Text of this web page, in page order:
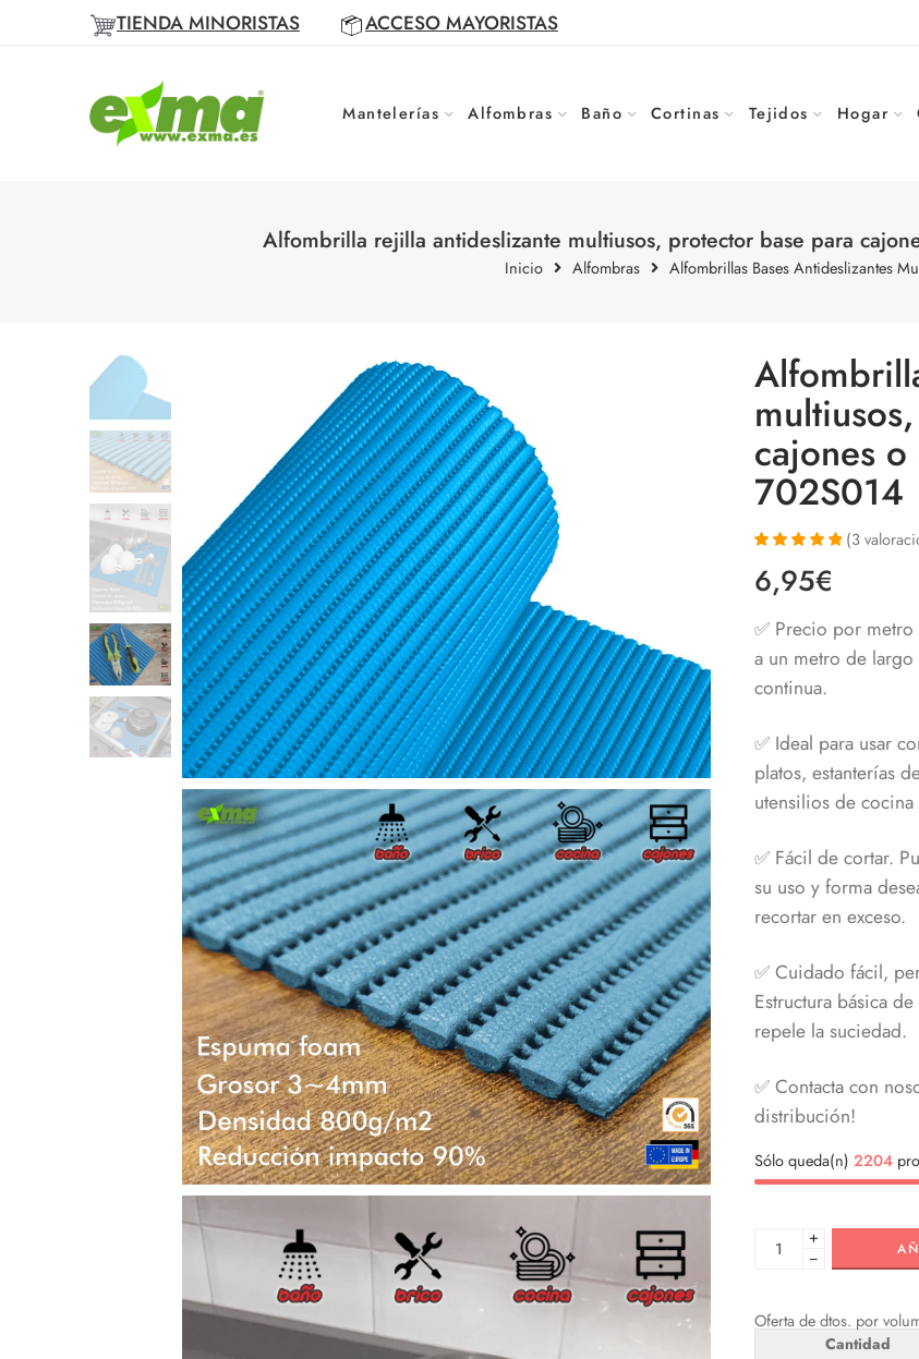
TIENDA MINORISTAS ACCESO MAYORISTAS
Mantelerías Alfombras Baño Cortinas Tejidos Hogar
Alfombrilla rejilla antideslizante multiusos, protector base para
Inicio Alfombras Alfombrillas Bases Antideslizantes
cajones
702S014
5.00 de 5 en
base a
de clientes
(3
6,95€
✅ Precio por
a un metro de
continua.
✅ Ideal para usar
platos, estanterías
utensilios de
✅ Fácil de cortar.
su uso y forma
recortar en exceso.
✅ Cuidado fácil,
Estructura básica
repele la suciedad.
✅ Contacta con
distribución!
Sólo queda(n) 2204
+
−
Oferta de dtos. por
Cantidad